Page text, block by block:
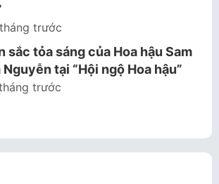
trước
sắc tỏa sáng của Hoa hậu Sam
Nguyễn tại “Hội ngộ Hoa hậu”
trước